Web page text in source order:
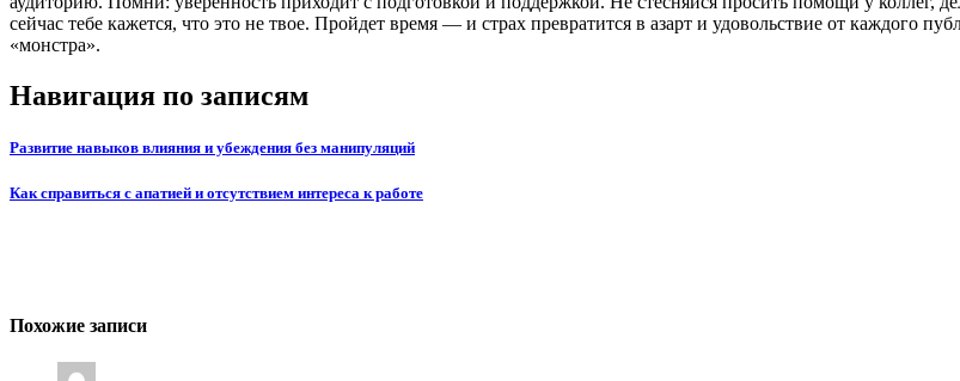
сейчас тебе кажется, что это не твое. Пройдет время — и страх превратится в азарт и удовольствие от каждого
«монстра».
Навигация по записям
Развитие навыков влияния и убеждения без манипуляций
Как справиться с апатией и отсутствием интереса к работе
Похожие записи